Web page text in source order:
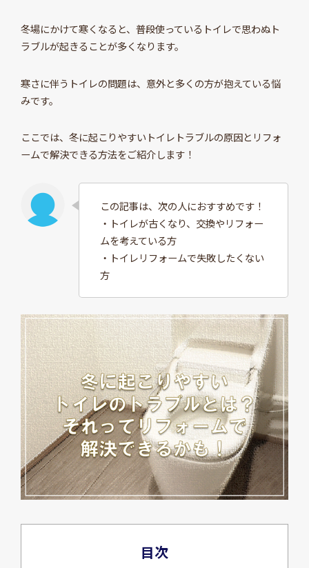
冬場にかけて寒くなると、普段使っているトイレで思わぬト
ラブルが起きることが多くなります。
寒さに伴うトイレの問題は、意外と多くの方が抱えている悩
みです。
ここでは、冬に起こりやすいトイレトラブルの原因とリフォ
ームで解決できる方法をご紹介します！
この記事は、次の人におすすめです！
・トイレが古くなり、交換やリフォー
ムを考えている方
・トイレリフォームで失敗したくない
方
目次